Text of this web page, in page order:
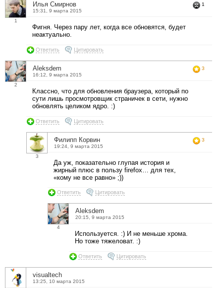
1
Илья Смирнов
15:31, 9 марта 2015
1
Фигня. Через пару лет, когда все обновятся, будет
неактуально.
Ответить Цитировать
2
Aleksdem
16:12, 9 марта 2015
3
Классно, что для обновления браузера, который по
сути лишь просмотровщик страничек в сети, нужно
обновлять целиком ядро. :)
Ответить Цитировать
3
Филипп Корвин
19:24, 9 марта 2015
3
Да уж, показательно глупая история и
жирный плюс в пользу firefox… для тех,
«кому не все равно» ;))
Ответить Цитировать
4
Aleksdem
20:15, 9 марта 2015
Используется. :) И не меньше хрома.
Но тоже тяжеловат. :)
Ответить Цитировать
visualtech
13:25, 10 марта 2015